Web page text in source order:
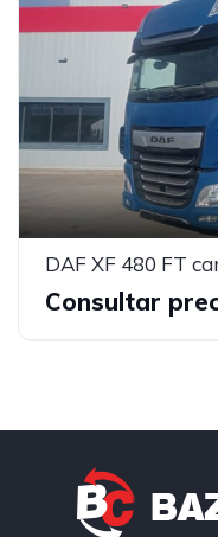
DAF XF 480 FT
Consultar